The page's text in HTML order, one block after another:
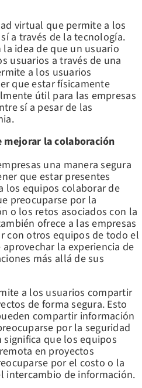
virtual que permite a los
a través de la tecnología.
idea de que un usuario
usuarios a través de una
a los usuarios
que estar físicamente
útil para las empresas
sí a pesar de las
mejorar la colaboración
una manera segura
que estar presentes
los equipos colaborar de
preocuparse por la
o los retos asociados con la
ofrece a las empresas
con otros equipos de todo el
la experiencia de
más allá de sus
a los usuarios compartir
de forma segura. Esto
compartir información
por la seguridad
que los equipos
en proyectos
por el costo o la
intercambio de información.